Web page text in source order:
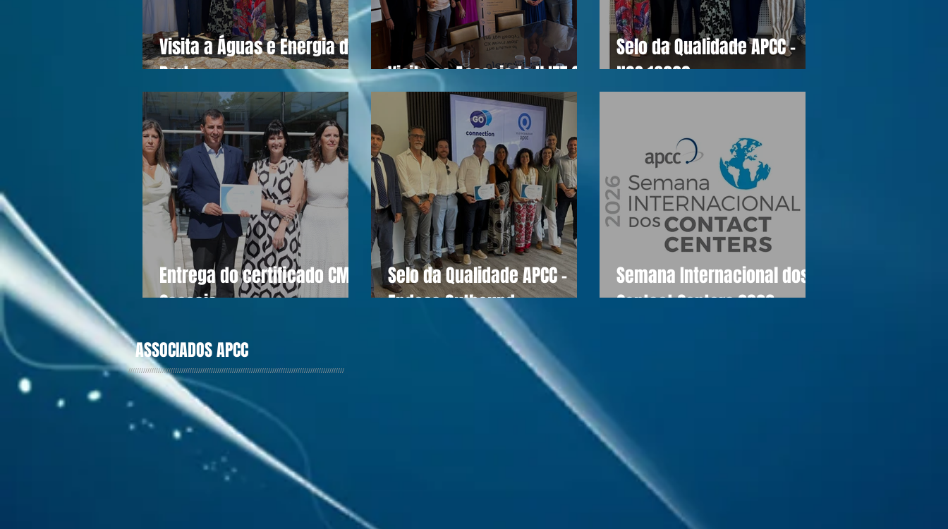
Visita a Águas e Energia do
Porto
Visita ao Associado UJET CX
Selo da Qualidade APCC -
NOS 16990
Entrega do certificado CM
Cascais
Selo da Qualidade APCC -
Endesa Outbound
Semana Internacional dos
Contact Centers 2026
ASSOCIADOS APCC
//////////////////////////////////////////////////////////////////////////////////////////////////////